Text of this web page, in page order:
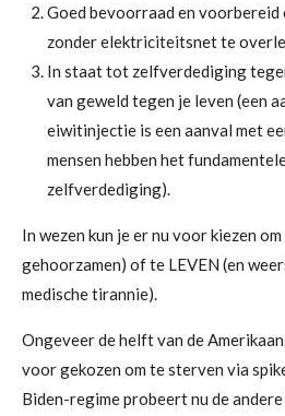
Goed bevoorraad en voorbereid
zonder elektriciteitsnet te
In staat tot zelfverdediging
van geweld tegen je leven (een
eiwitinjectie is een aanval met
mensen hebben het
zelfverdediging).
In wezen kun je er nu voor kiezen
gehoorzamen) of te LEVEN (en
medische tirannie).
Ongeveer de helft van de
voor gekozen om te sterven via
Biden-regime probeert nu de